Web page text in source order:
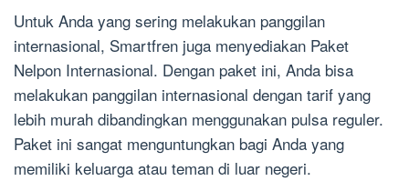
Untuk Anda yang sering melakukan panggilan
internasional, Smartfren juga menyediakan Paket
Nelpon Internasional. Dengan paket ini, Anda bisa
melakukan panggilan internasional dengan tarif yang
lebih murah dibandingkan menggunakan pulsa reguler.
Paket ini sangat menguntungkan bagi Anda yang
memiliki keluarga atau teman di luar negeri.